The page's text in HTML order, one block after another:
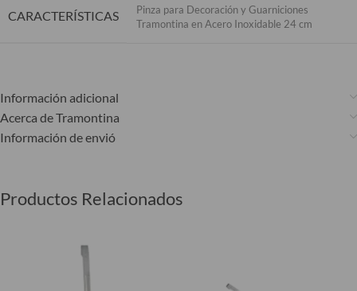
CARACTERÍSTICAS
Pinza para Decoración y Guarniciones
Tramontina en Acero Inoxidable 24 cm
Información adicional
Acerca de Tramontina
Información de envió
Productos Relacionados